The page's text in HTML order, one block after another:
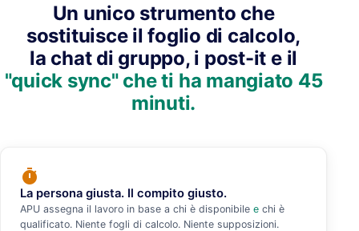
Un unico strumento che
sostituisce il foglio di calcolo,
la chat di gruppo, i post-it e il
"quick sync" che ti ha mangiato 45
minuti.
timer
La persona giusta. Il compito giusto.
APU assegna il lavoro in base a chi è disponibile e chi è
qualificato. Niente fogli di calcolo. Niente supposizioni.